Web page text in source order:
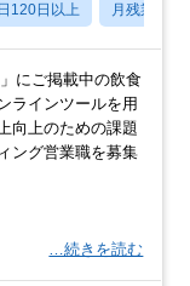
120日以上 月残業20
にご掲載中の飲食
ラインツールを用
向上のための課題
ング営業職を募集
…続きを読む